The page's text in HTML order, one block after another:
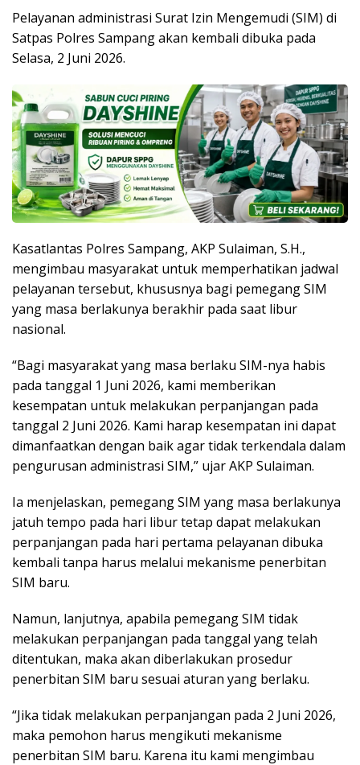
Pelayanan administrasi Surat Izin Mengemudi (SIM) di
Satpas Polres Sampang akan kembali dibuka pada
Selasa, 2 Juni 2026.
Kasatlantas Polres Sampang, AKP Sulaiman, S.H.,
mengimbau masyarakat untuk memperhatikan jadwal
pelayanan tersebut, khususnya bagi pemegang SIM
yang masa berlakunya berakhir pada saat libur
nasional.
“Bagi masyarakat yang masa berlaku SIM-nya habis
pada tanggal 1 Juni 2026, kami memberikan
kesempatan untuk melakukan perpanjangan pada
tanggal 2 Juni 2026. Kami harap kesempatan ini dapat
dimanfaatkan dengan baik agar tidak terkendala dalam
pengurusan administrasi SIM,” ujar AKP Sulaiman.
Ia menjelaskan, pemegang SIM yang masa berlakunya
jatuh tempo pada hari libur tetap dapat melakukan
perpanjangan pada hari pertama pelayanan dibuka
kembali tanpa harus melalui mekanisme penerbitan
SIM baru.
Namun, lanjutnya, apabila pemegang SIM tidak
melakukan perpanjangan pada tanggal yang telah
ditentukan, maka akan diberlakukan prosedur
penerbitan SIM baru sesuai aturan yang berlaku.
“Jika tidak melakukan perpanjangan pada 2 Juni 2026,
maka pemohon harus mengikuti mekanisme
penerbitan SIM baru. Karena itu kami mengimbau